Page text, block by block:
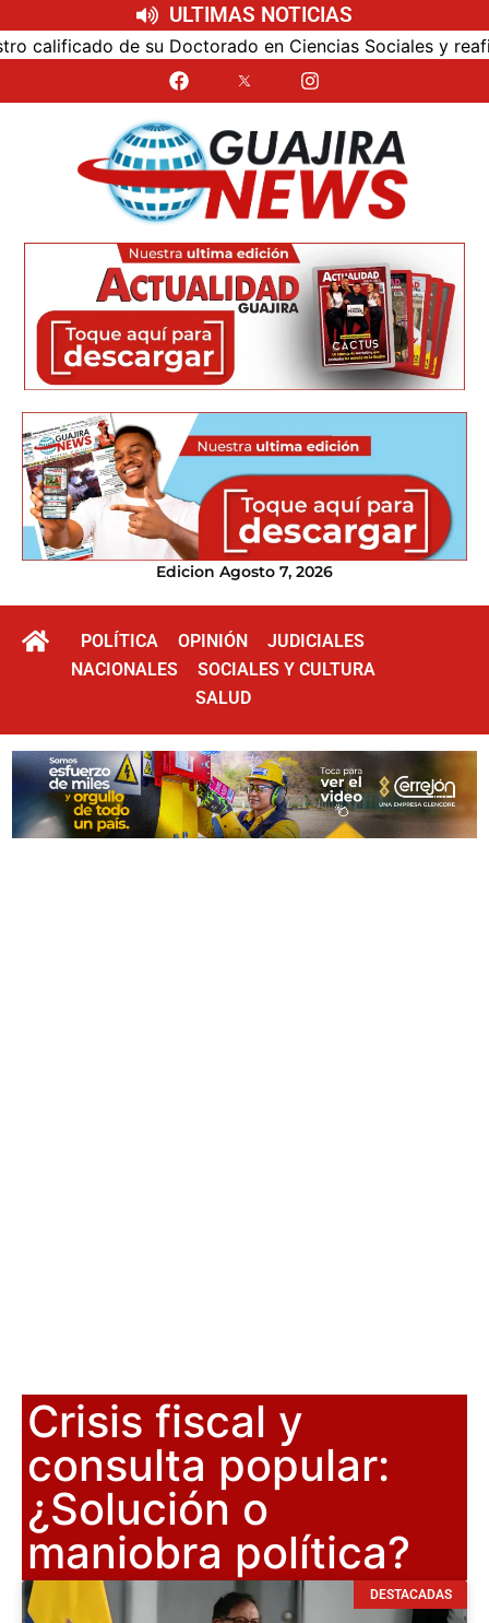
ULTIMAS NOTICIAS
de su Doctorado en Ciencias Sociales y reafirmó
Edicion Agosto 7, 2026
POLÍTICA OPINIÓN
JUDICIALES
NACIONALES
SOCIALES Y CULTURA
SALUD
Crisis fiscal y
consulta popular:
¿Solución o
maniobra política?
DESTACADAS